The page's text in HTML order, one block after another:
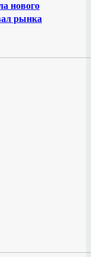
нового
рынка